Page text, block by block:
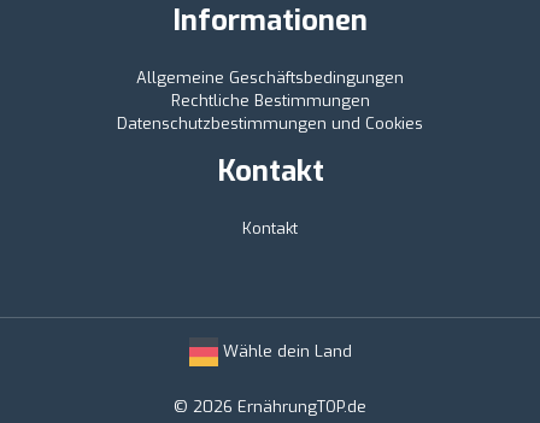
Informationen
Allgemeine Geschäftsbedingungen
Rechtliche Bestimmungen
Datenschutzbestimmungen und Cookies
Kontakt
Kontakt
Wähle dein Land
© 2026 ErnährungTOP.de